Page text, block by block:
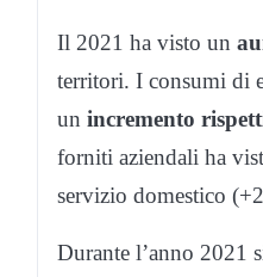
Il 2021 ha visto un
territori. I consumi di
un incremento
forniti aziendali ha
servizio domestico
Durante l’anno 2021